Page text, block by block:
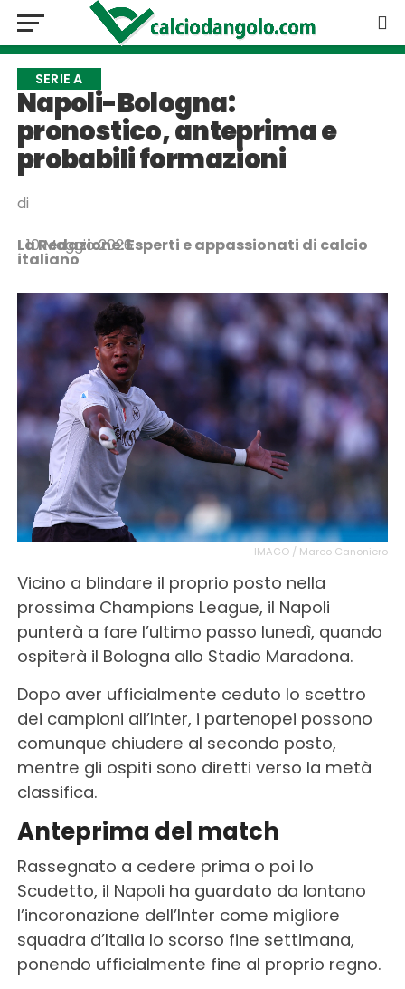
SERIE A
Napoli-Bologna:
pronostico, anteprima e
probabili formazioni
di
La Redazione: Esperti e appassionati di calcio
italiano
10 Maggio 2026
IMAGO / Marco Canoniero
Vicino a blindare il proprio posto nella
prossima Champions League, il Napoli
punterà a fare l’ultimo passo lunedì, quando
ospiterà il Bologna allo Stadio Maradona.
Dopo aver ufficialmente ceduto lo scettro
dei campioni all’Inter, i partenopei possono
comunque chiudere al secondo posto,
mentre gli ospiti sono diretti verso la metà
classifica.
Anteprima del match
Rassegnato a cedere prima o poi lo
Scudetto, il Napoli ha guardato da lontano
l’incoronazione dell’Inter come migliore
squadra d’Italia lo scorso fine settimana,
ponendo ufficialmente fine al proprio regno.